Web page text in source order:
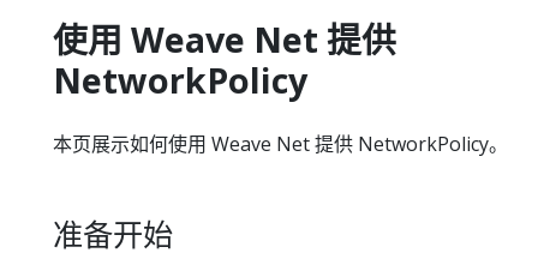
使用 Weave Net 提供
NetworkPolicy
本页展示如何使用 Weave Net 提供 NetworkPolicy。
准备开始